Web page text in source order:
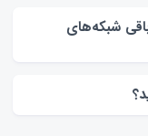
باقی شبکه‌های